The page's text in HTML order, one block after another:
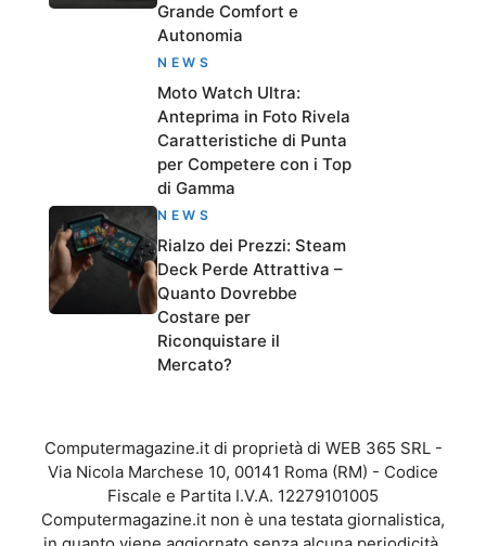
Grande Comfort e
Autonomia
NEWS
Moto Watch Ultra:
Anteprima in Foto Rivela
Caratteristiche di Punta
per Competere con i Top
di Gamma
NEWS
Rialzo dei Prezzi: Steam
Deck Perde Attrattiva –
Quanto Dovrebbe
Costare per
Riconquistare il
Mercato?
Computermagazine.it di proprietà di WEB 365 SRL -
Via Nicola Marchese 10, 00141 Roma (RM) - Codice
Fiscale e Partita I.V.A. 12279101005
Computermagazine.it non è una testata giornalistica,